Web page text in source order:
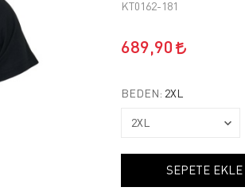
KT0162-181
689,90
BEDEN: 2XL
SEPETE EKLE